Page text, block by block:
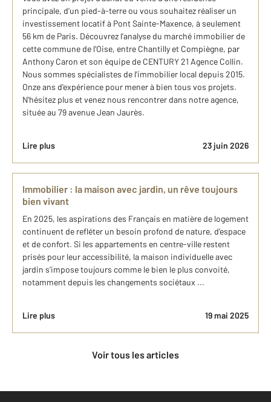
principale, d’un pied-à-terre ou vous souhaitez réaliser un
investissement locatif à Pont Sainte-Maxence, à seulement
56 km de Paris. Découvrez l’analyse du marché immobilier de
cette commune de l'Oise, entre Chantilly et Compiègne, par
Anthony Caron et son équipe de CENTURY 21 Agence Collin.
Nous sommes spécialistes de l'immobilier local depuis 2015.
Onze ans d'expérience pour mener à bien tous vos projets.
N'hésitez plus et venez nous rencontrer dans notre agence,
située au 79 avenue Jean Jaurès.
Lire plus 23 juin 2026
Immobilier : la maison avec jardin, un rêve toujours
bien vivant
En 2025, les aspirations des Français en matière de logement
continuent de refléter un besoin profond de nature, d’espace
et de confort. Si les appartements en centre-ville restent
prisés pour leur accessibilité, la maison individuelle avec
jardin s’impose toujours comme le bien le plus convoité,
notamment depuis les changements sociétaux ...
Lire plus 19 mai 2025
Voir tous les articles